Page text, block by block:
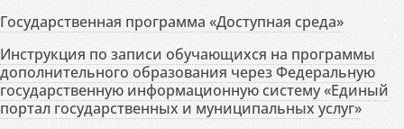
Государственная программа «Доступная среда»
Инструкция по записи обучающихся на программы
дополнительного образования через Федеральную
государственную информационную систему «Единый
портал государственных и муниципальных услуг»